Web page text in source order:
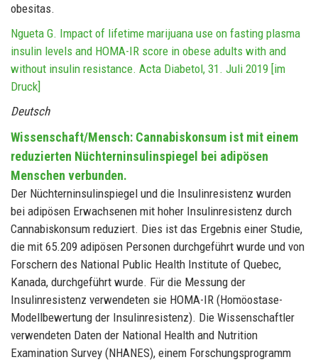
obesitas.
Ngueta G. Impact of lifetime marijuana use on fasting plasma
insulin levels and HOMA-IR score in obese adults with and
without insulin resistance. Acta Diabetol, 31. Juli 2019 [im
Druck]
Deutsch
Wissenschaft/Mensch: Cannabiskonsum ist mit einem
reduzierten Nüchterninsulinspiegel bei adipösen
Menschen verbunden.
Der Nüchterninsulinspiegel und die Insulinresistenz wurden
bei adipösen Erwachsenen mit hoher Insulinresistenz durch
Cannabiskonsum reduziert. Dies ist das Ergebnis einer Studie,
die mit 65.209 adipösen Personen durchgeführt wurde und von
Forschern des National Public Health Institute of Quebec,
Kanada, durchgeführt wurde. Für die Messung der
Insulinresistenz verwendeten sie HOMA-IR (Homöostase-
Modellbewertung der Insulinresistenz). Die Wissenschaftler
verwendeten Daten der National Health and Nutrition
Examination Survey (NHANES), einem Forschungsprogramm